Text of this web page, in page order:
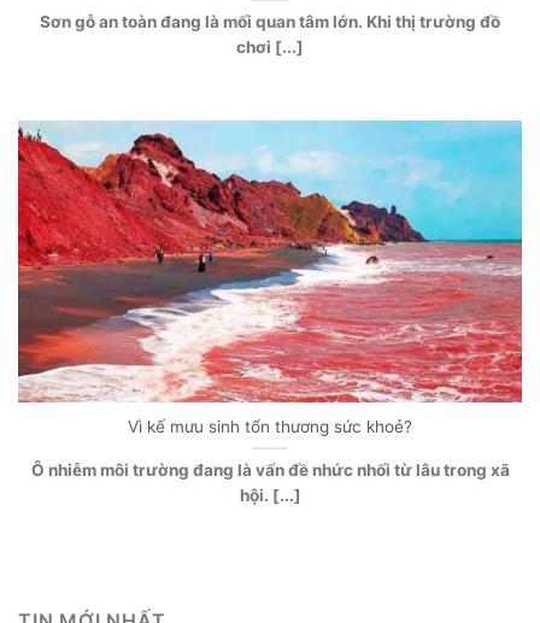
Sơn gỗ an toàn đang là mối quan tâm lớn. Khi thị trường đồ
chơi [...]
Vì kế mưu sinh tổn thương sức khoẻ?
Ô nhiễm môi trường đang là vấn đề nhức nhối từ lâu trong xã
hội. [...]